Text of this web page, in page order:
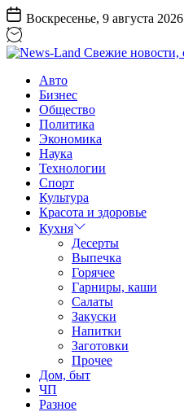
Перейти
к
содержанию
Воскресенье, 9 августа 2026
Land
Свежие
новости,
сводки
прогнозы
Авто
Бизнес
Общество
Политика
Экономика
Наука
Технологии
Спорт
Культура
Красота и здоровье
Кухня
Десерты
Выпечка
Горячее
Гарниры, каши
Салаты
Закуски
Напитки
Заготовки
Прочее
Дом, быт
ЧП
Разное